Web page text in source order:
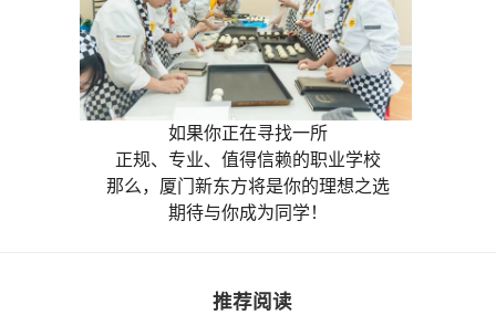
如果你正在寻找一所
正规、专业、值得信赖的职业学校
那么，厦门新东方将是你的理想之选
期待与你成为同学！
推荐阅读